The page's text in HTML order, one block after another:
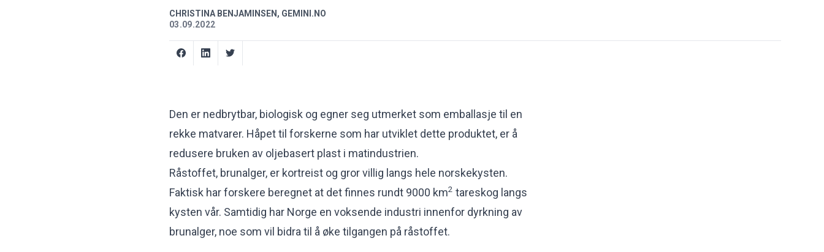
CHRISTINA BENJAMINSEN, GEMINI.NO
03.09.2022
Den er nedbrytbar, biologisk og egner seg utmerket som emballasje til en
rekke matvarer. Håpet til forskerne som har utviklet dette produktet, er å
redusere bruken av oljebasert plast i matindustrien.
Råstoffet, brunalger, er kortreist og gror villig langs hele norskekysten.
Faktisk har forskere beregnet at det finnes rundt 9000 km2 tareskog langs
kysten vår. Samtidig har Norge en voksende industri innenfor dyrkning av
brunalger, noe som vil bidra til å øke tilgangen på råstoffet.